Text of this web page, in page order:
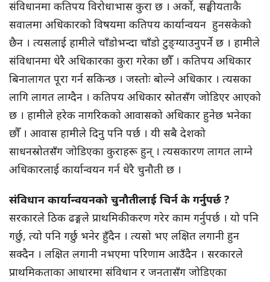
संविधानमा कतिपय विरोधाभास कुरा छ । अर्को, सङ्घीयताकै
सवालमा अधिकारको विषयमा कतिपय कार्यान्वयन हुनसकेको
छैन । त्यसलाई हामीले चाँडोभन्दा चाँडो टुङ्ग्याउनुपर्ने छ । हामीले
संविधानमा धेरै अधिकारका कुरा गरेका छौँ । कतिपय अधिकार
बिनालागत पूरा गर्न सकिन्छ । जस्तोः बोल्ने अधिकार । त्यसका
लागि लागत लाग्दैन । कतिपय अधिकार स्रोतसँग जोडिएर आएको
छ । हामीले हरेक नागरिकको आवासको अधिकार हुनेछ भनेका
छौँ । आवास हामीले दिनु पनि पर्छ । यी सबै देशको
साधनस्रोतसँग जोडिएका कुराहरू हुन् । त्यसकारण लागत लाग्ने
अधिकारलाई कार्यान्वयन गर्न धेरै चुनौती छ ।
संविधान कार्यान्वयनको चुनौतीलाई चिर्न के गर्नुपर्छ ?
सरकारले ठिक ढङ्गले प्राथमिकीकरण गरेर काम गर्नुपर्छ । यो पनि
गर्छु, त्यो पनि गर्छु भनेर हुँदैन । त्यसो भए लक्षित लगानी हुन
सक्दैन । लक्षित लगानी नभएमा परिणाम आउँदैन । सरकारले
प्राथमिकताका आधारमा संविधान र जनतासँग जोडिएका